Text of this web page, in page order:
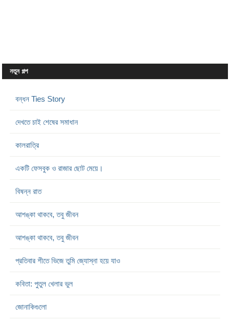
নতুন গল্প
বন্ধন Ties Story
দেখতে চাই শেষের সমাধান
কালরাত্রি
একটি ফেসবুক ও রাজার ছোট মেয়ে।
বিষন্ন রাত
আশঙ্কা থাকবে, তবু জীবন
আশঙ্কা থাকবে, তবু জীবন
প্রতিবার শীতে ভিজে তুমি জ্যোস্না হয়ে যাও
কবিতা: পুতুল খেলার ভুল
জোনাকিগুলো